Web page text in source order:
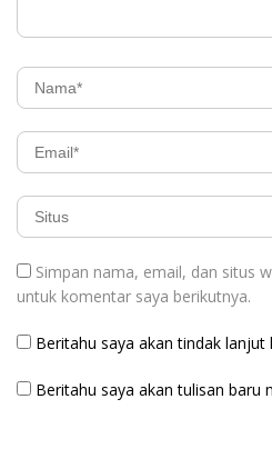
Simpan nama, email, dan situs
untuk komentar saya berikutnya.
Beritahu saya akan tindak
Beritahu saya akan tulisan baru